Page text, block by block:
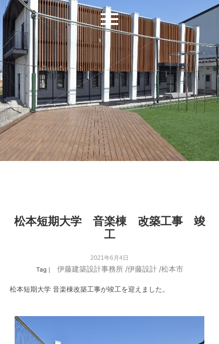
松本短期大学 音楽棟 改築工事 竣
工
2021年6月4日
Tag｜ 伊藤建築設計事務所/伊藤設計/松本市
松本短期大学 音楽棟改築工事が竣工を迎えました。